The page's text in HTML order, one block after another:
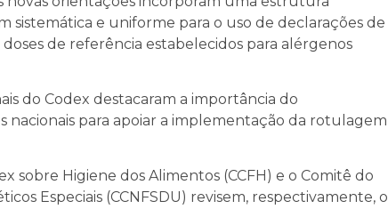
sistemática e uniforme para o uso de declarações de
de referência estabelecidos para alérgenos
do Codex destacaram a importância do
para apoiar a implementação da rotulagem
sobre Higiene dos Alimentos (CCFH) e o Comitê do
Especiais (CCNFSDU) revisem, respectivamente, o